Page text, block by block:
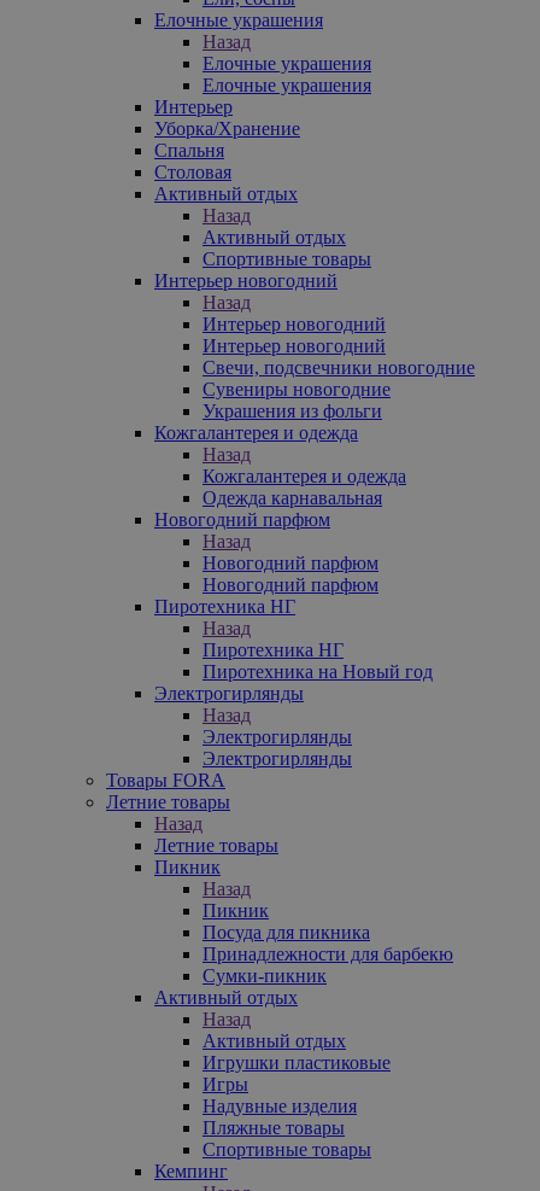
Елочные украшения
Назад
Елочные украшения
Елочные украшения
Интерьер
Уборка/Хранение
Спальня
Столовая
Активный отдых
Назад
Активный отдых
Спортивные товары
Интерьер новогодний
Назад
Интерьер новогодний
Интерьер новогодний
Свечи, подсвечники новогодние
Сувениры новогодние
Украшения из фольги
Кожгалантерея и одежда
Назад
Кожгалантерея и одежда
Одежда карнавальная
Новогодний парфюм
Назад
Новогодний парфюм
Новогодний парфюм
Пиротехника НГ
Назад
Пиротехника НГ
Пиротехника на Новый год
Электрогирлянды
Назад
Электрогирлянды
Электрогирлянды
Товары FORA
Летние товары
Назад
Летние товары
Пикник
Назад
Пикник
Посуда для пикника
Принадлежности для барбекю
Сумки-пикник
Активный отдых
Назад
Активный отдых
Игрушки пластиковые
Игры
Надувные изделия
Пляжные товары
Спортивные товары
Кемпинг